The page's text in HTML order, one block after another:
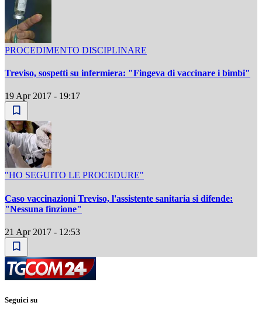
PROCEDIMENTO DISCIPLINARE
Treviso, sospetti su infermiera: "Fingeva di vaccinare i bimbi"
19 Apr 2017 - 19:17
"HO SEGUITO LE PROCEDURE"
Caso vaccinazioni Treviso, l'assistente sanitaria si difende:
"Nessuna finzione"
21 Apr 2017 - 12:53
Seguici su